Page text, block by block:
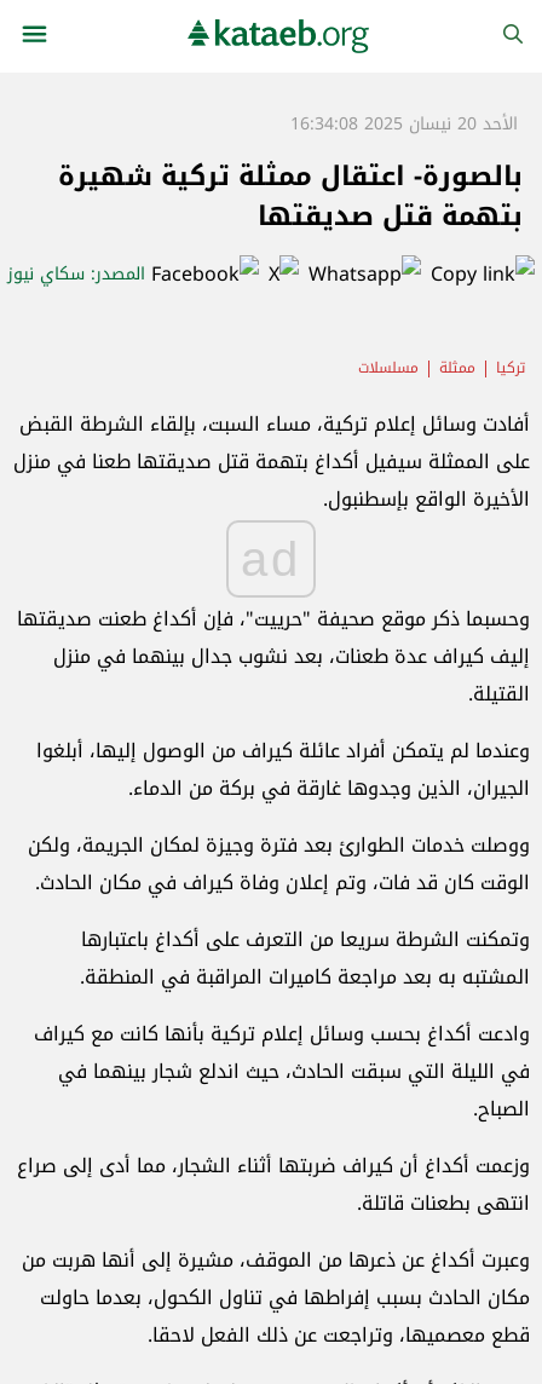
الأحد 20 نيسان 2025 16:34:08
بالصورة- اعتقال ممثلة تركية شهيرة
بتهمة قتل صديقتها
المصدر: سكاي نيوز
تركيا ممثلة مسلسلات
أفادت وسائل إعلام تركية، مساء السبت، بإلقاء الشرطة القبض
على الممثلة سيفيل أكداغ بتهمة قتل صديقتها طعنا في منزل
الأخيرة الواقع بإسطنبول.
ad
وحسبما ذكر موقع صحيفة "حرييت"، فإن أكداغ طعنت صديقتها
إليف كيراف عدة طعنات، بعد نشوب جدال بينهما في منزل
القتيلة.
وعندما لم يتمكن أفراد عائلة كيراف من الوصول إليها، أبلغوا
الجيران، الذين وجدوها غارقة في بركة من الدماء.
ووصلت خدمات الطوارئ بعد فترة وجيزة لمكان الجريمة، ولكن
الوقت كان قد فات، وتم إعلان وفاة كيراف في مكان الحادث.
وتمكنت الشرطة سريعا من التعرف على أكداغ باعتبارها
المشتبه به بعد مراجعة كاميرات المراقبة في المنطقة.
وادعت أكداغ بحسب وسائل إعلام تركية بأنها كانت مع كيراف
في الليلة التي سبقت الحادث، حيث اندلع شجار بينهما في
الصباح.
وزعمت أكداغ أن كيراف ضربتها أثناء الشجار، مما أدى إلى صراع
انتهى بطعنات قاتلة.
وعبرت أكداغ عن ذعرها من الموقف، مشيرة إلى أنها هربت من
مكان الحادث بسبب إفراطها في تناول الكحول، بعدما حاولت
قطع معصميها، وتراجعت عن ذلك الفعل لاحقا.